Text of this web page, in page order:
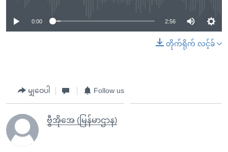
0:00 2:56
တိုက်ရိုက် လင့်ခ်
မျှဝေပါ Follow us
ဗွီအိုအေ (မြန်မာဌာန)